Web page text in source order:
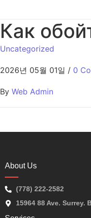
Как
Uncategorized
2026년 05월 01일 / 0
By Web Admin
About Us
(778) 222-2582
15964 88 Ave. Surrey.